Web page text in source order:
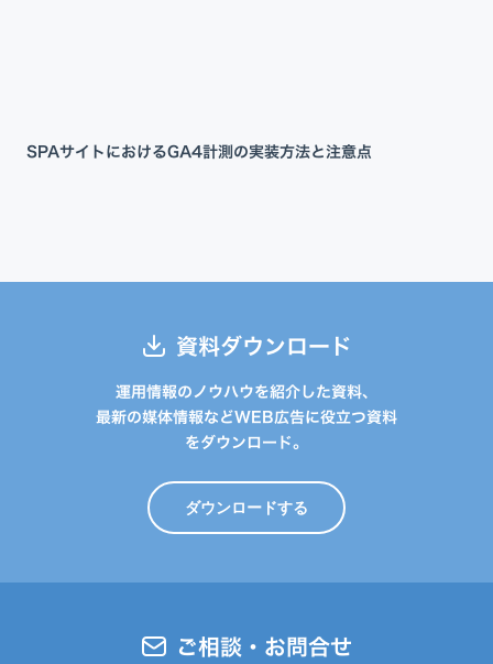
SPAサイトにおけるGA4計測の実装方法と注意点
資料ダウンロード
運用情報のノウハウを紹介した資料、
最新の媒体情報などWEB広告に役立つ資料
をダウンロード。
ダウンロードする
ご相談・お問合せ